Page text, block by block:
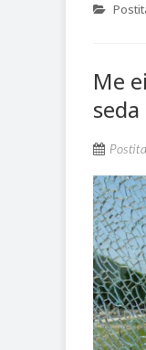
Me